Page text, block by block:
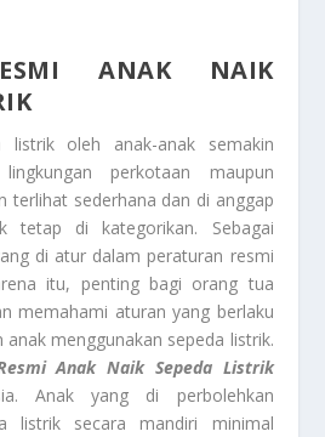
ANAK NAIK
listrik oleh anak-anak semakin
perkotaan maupun
terlihat sederhana dan di anggap
tetap di kategorikan. Sebagai
di atur dalam peraturan resmi
itu, penting bagi orang tua
memahami aturan yang berlaku
menggunakan sepeda listrik.
Anak Naik Sepeda Listrik
Anak yang di perbolehkan
listrik secara mandiri minimal